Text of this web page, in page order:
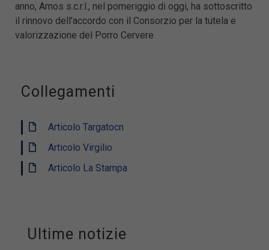
anno, Amos s.c.r.l., nel pomeriggio di oggi, ha sottoscritto
il rinnovo dell’accordo con il Consorzio per la tutela e
valorizzazione del Porro Cervere
Collegamenti
Articolo Targatocn
Articolo Virgilio
Articolo La Stampa
Ultime notizie